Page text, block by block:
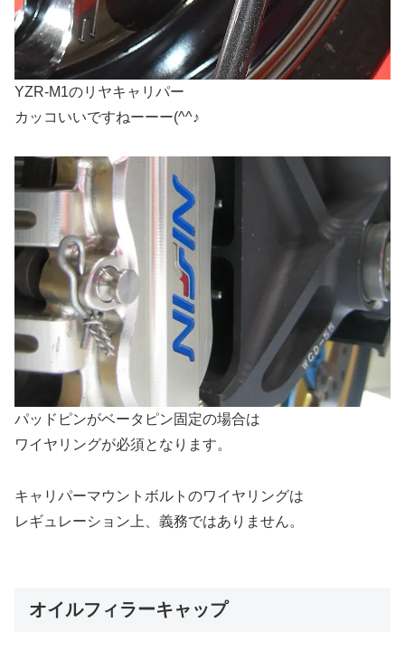
YZR-M1のリヤキャリパー
カッコいいですねーーー(^^♪
パッドピンがベータピン固定の場合は
ワイヤリングが必須となります。
キャリパーマウントボルトのワイヤリングは
レギュレーション上、義務ではありません。
オイルフィラーキャップ